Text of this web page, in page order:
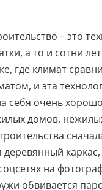
– это
а то и сотни
где климат
и эта
себя очень
домов,
деревянный
на
обвивается